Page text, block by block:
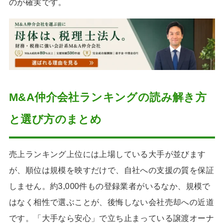
のが確実です。
M&A仲介会社ランキングの読み解き方
と選び方のまとめ
売上ランキング上位には上場している大手が並びます
が、順位は規模を映すだけで、自社への支援の質を保証
しません。約3,000件もの登録業者がいるなか、規模で
はなく相性で選ぶことが、後悔しない会社売却への近道
です。「大手なら安心」で立ち止まっている譲渡オーナ